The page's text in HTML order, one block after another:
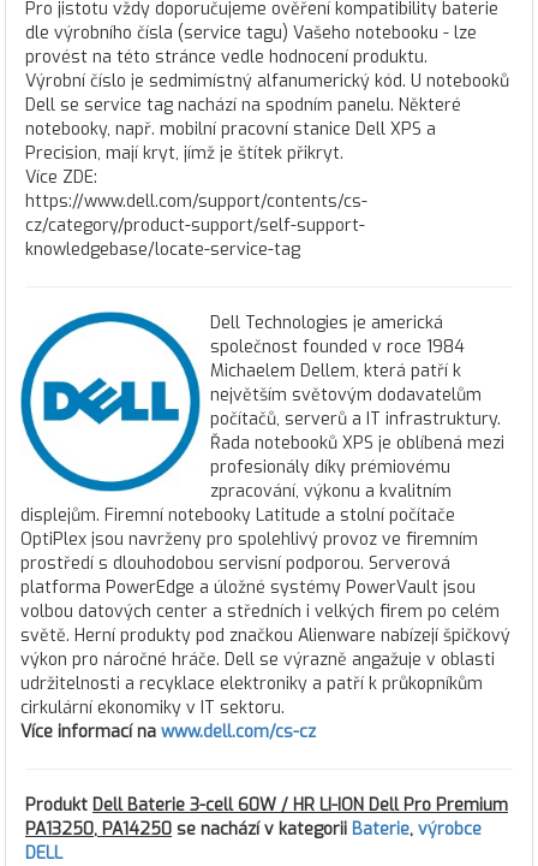
Pro jistotu vždy doporučujeme ověření kompatibility baterie
dle výrobního čísla (service tagu) Vašeho notebooku - lze
provést na této stránce vedle hodnocení produktu.
Výrobní číslo je sedmimístný alfanumerický kód. U notebooků
Dell se service tag nachází na spodním panelu. Některé
notebooky, např. mobilní pracovní stanice Dell XPS a
Precision, mají kryt, jímž je štítek přikryt.
Více ZDE:
https://www.dell.com/support/contents/cs-
cz/category/product-support/self-support-
knowledgebase/locate-service-tag
Dell Technologies je americká
společnost founded v roce 1984
Michaelem Dellem, která patří k
největším světovým dodavatelům
počítačů, serverů a IT infrastruktury.
Řada notebooků XPS je oblíbená mezi
profesionály díky prémiovému
zpracování, výkonu a kvalitním
displejům. Firemní notebooky Latitude a stolní počítače
OptiPlex jsou navrženy pro spolehlivý provoz ve firemním
prostředí s dlouhodobou servisní podporou. Serverová
platforma PowerEdge a úložné systémy PowerVault jsou
volbou datových center a středních i velkých firem po celém
světě. Herní produkty pod značkou Alienware nabízejí špičkový
výkon pro náročné hráče. Dell se výrazně angažuje v oblasti
udržitelnosti a recyklace elektroniky a patří k průkopníkům
cirkulární ekonomiky v IT sektoru.
Více informací na www.dell.com/cs-cz
Produkt Dell Baterie 3-cell 60W / HR LI-ION Dell Pro Premium
PA13250, PA14250 se nachází v kategorii Baterie, výrobce
DELL